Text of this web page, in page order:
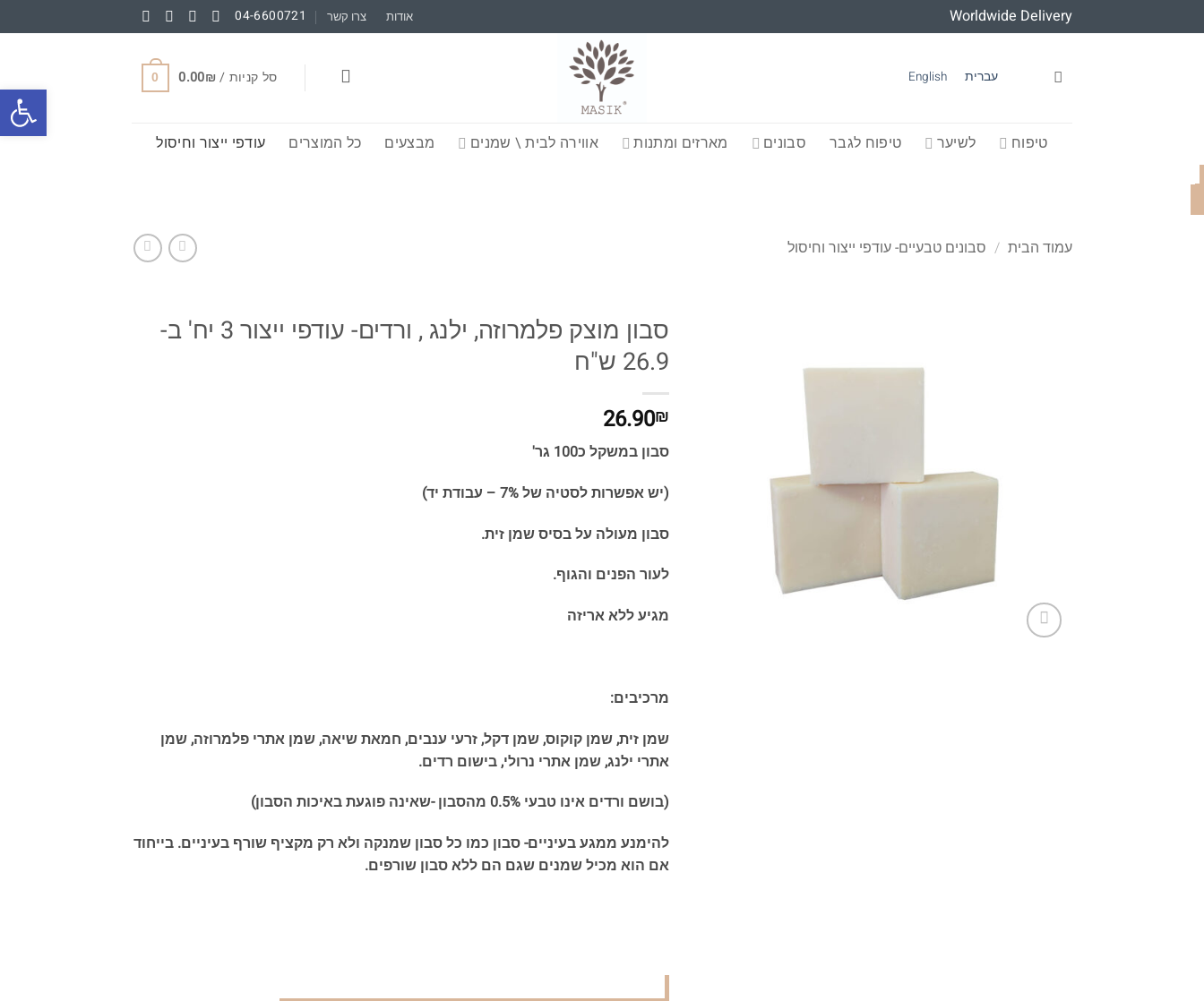
פתח
to
Worldwide Delivery אודות צרו קשר 04-6600721
עברית English סל קניות / 0.00₪
0
טיפוח לשיער טיפוח לגבר סבונים מארזים ומתנות אווירה לבית \ שמנים מבצעים כל המוצרים עודפי ייצור וחיסול
עמוד הבית / סבונים טבעיים- עודפי ייצור וחיסול
סבון מוצק פלמרוזה, ילנג , ורדים- עודפי ייצור 3 יח' ב-
26.9 ש"ח
26.90₪
סבון במשקל כ100 גר'
(יש אפשרות לסטיה של 7% – עבודת יד)
סבון מעולה על בסיס שמן זית.
לעור הפנים והגוף.
מגיע ללא אריזה
מרכיבים:
שמן זית, שמן קוקוס, שמן דקל, זרעי ענבים, חמאת שיאה, שמן אתרי פלמרוזה, שמן
אתרי ילנג, שמן אתרי נרולי, בישום רדים.
(בושם ורדים אינו טבעי 0.5% מהסבון -שאינה פוגעת באיכות הסבון)
להימנע ממגע בעיניים- סבון כמו כל סבון שמנקה ולא רק מקציף שורף בעיניים. בייחוד
אם הוא מכיל שמנים שגם הם ללא סבון שורפים.